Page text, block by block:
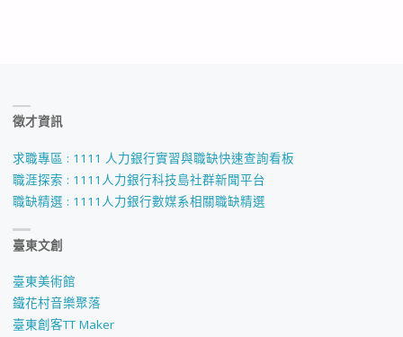
徵才資訊
求職專區 : 1111 人力銀行實習與職缺快速查詢看板
職涯探索 : 1111人力銀行科技島社群新聞平台
職缺精選 : 1111人力銀行數媒系相關職缺精選
臺東文創
臺東美術館
鐵花村音樂聚落
臺東創客TT Maker